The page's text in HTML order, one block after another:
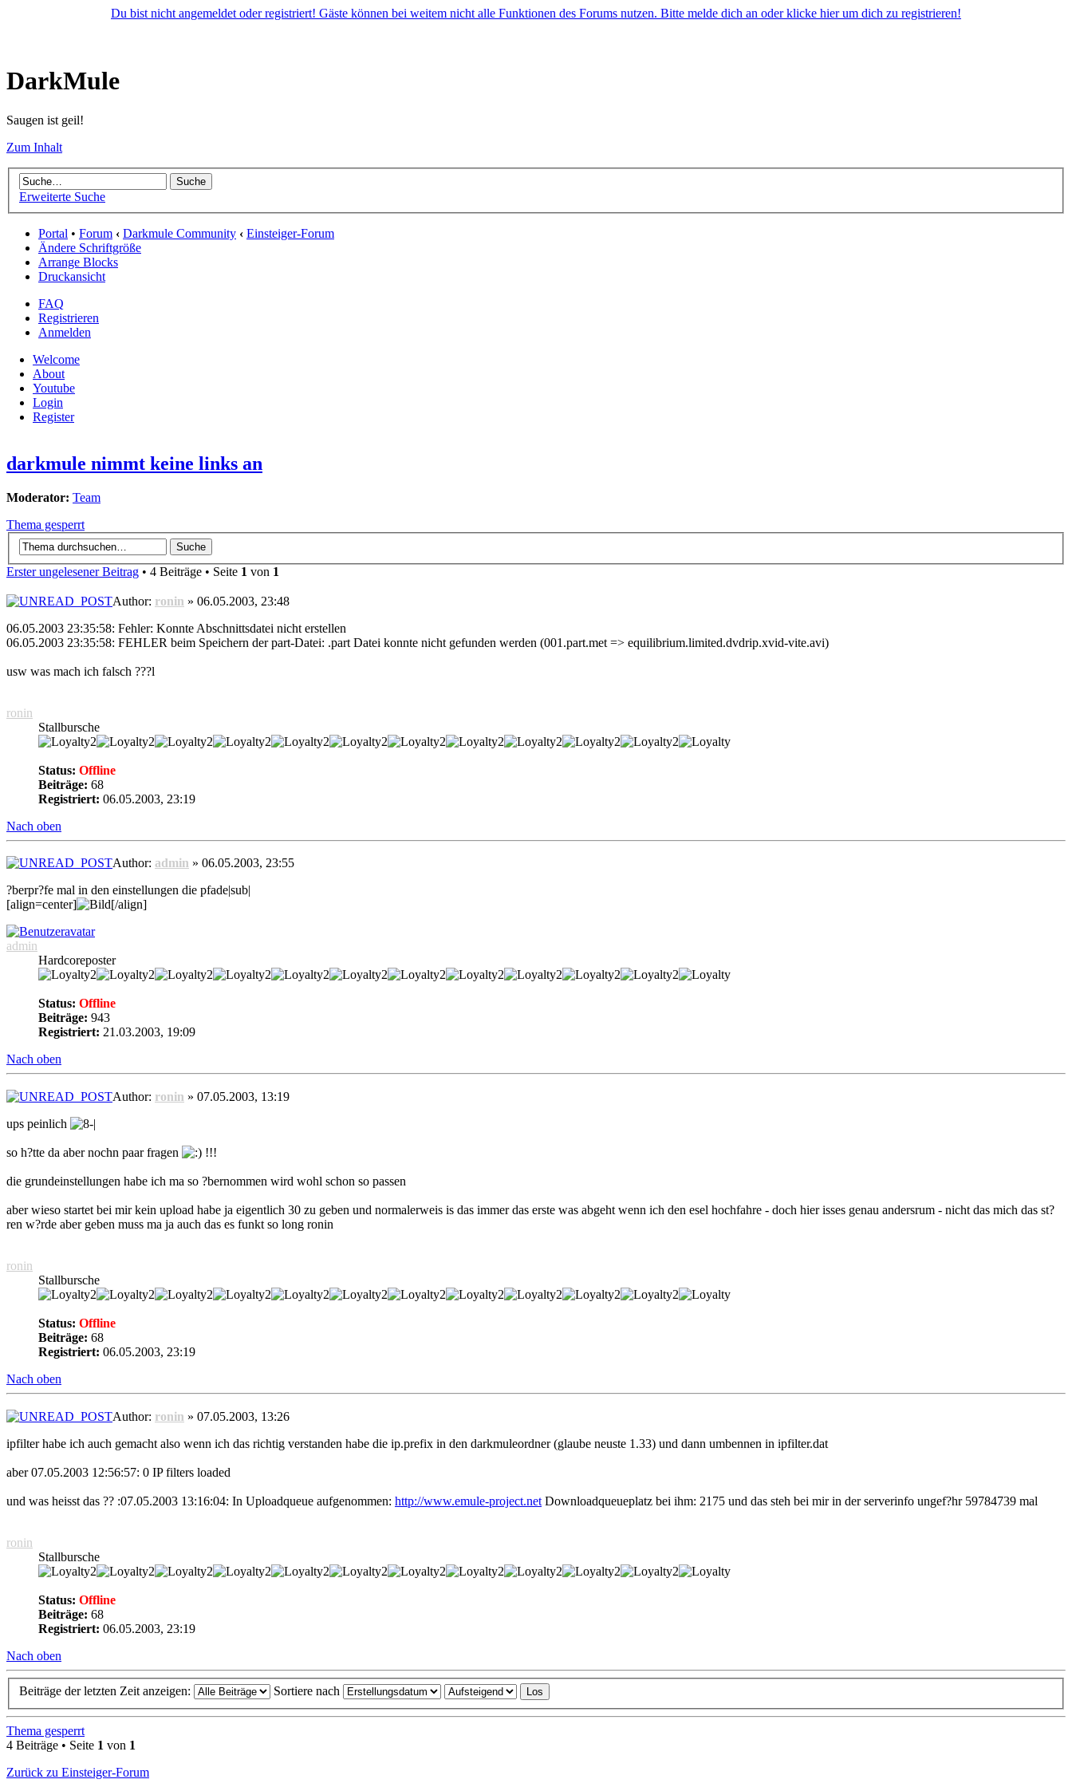
Du bist nicht angemeldet oder registriert! Gäste können bei weitem nicht alle Funktionen des Forums nutzen. Bitte melde dich an oder klicke hier um dich zu registrieren!
DarkMule
Saugen ist geil!
Zum Inhalt
Erweiterte Suche
Portal • Forum ‹ Darkmule Community ‹ Einsteiger-Forum
Ändere Schriftgröße
Arrange Blocks
Druckansicht
FAQ
Registrieren
Anmelden
Welcome
About
Youtube
Login
Register
darkmule nimmt keine links an
Moderator: Team
Thema gesperrt
Erster ungelesener Beitrag • 4 Beiträge • Seite 1 von 1
Author: ronin » 06.05.2003, 23:48
06.05.2003 23:35:58: Fehler: Konnte Abschnittsdatei nicht erstellen
06.05.2003 23:35:58: FEHLER beim Speichern der part-Datei: .part Datei konnte nicht gefunden werden (001.part.met => equilibrium.limited.dvdrip.xvid-vite.avi)
usw was mach ich falsch ???l
ronin
Stallbursche
Status: Offline
Beiträge: 68
Registriert: 06.05.2003, 23:19
Nach oben
Author: admin » 06.05.2003, 23:55
?berpr?fe mal in den einstellungen die pfade|sub|
[align=center]
[/align]
admin
Hardcoreposter
Status: Offline
Beiträge: 943
Registriert: 21.03.2003, 19:09
Nach oben
Author: ronin » 07.05.2003, 13:19
ups peinlich
so h?tte da aber nochn paar fragen !!!
die grundeinstellungen habe ich ma so ?bernommen wird wohl schon so passen
aber wieso startet bei mir kein upload habe ja eigentlich 30 zu geben und normalerweis is das immer das erste was abgeht wenn ich den esel hochfahre - doch hier isses genau andersrum - nicht das mich das st?
ren w?rde aber geben muss ma ja auch das es funkt so long ronin
ronin
Stallbursche
Status: Offline
Beiträge: 68
Registriert: 06.05.2003, 23:19
Nach oben
Author: ronin » 07.05.2003, 13:26
ipfilter habe ich auch gemacht also wenn ich das richtig verstanden habe die ip.prefix in den darkmuleordner (glaube neuste 1.33) und dann umbennen in ipfilter.dat
aber 07.05.2003 12:56:57: 0 IP filters loaded
und was heisst das ?? :07.05.2003 13:16:04: In Uploadqueue aufgenommen: http://www.emule-project.net Downloadqueueplatz bei ihm: 2175 und das steh bei mir in der serverinfo ungef?hr 59784739 mal
ronin
Stallbursche
Status: Offline
Beiträge: 68
Registriert: 06.05.2003, 23:19
Nach oben
Beiträge der letzten Zeit anzeigen: Sortiere nach
Thema gesperrt
4 Beiträge • Seite 1 von 1
Zurück zu Einsteiger-Forum